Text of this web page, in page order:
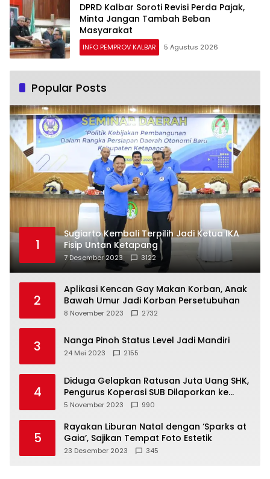
DPRD Kalbar Soroti Revisi Perda Pajak,
Minta Jangan Tambah Beban
Masyarakat
INFO PEMPROV KALBAR 5 Agustus 2026
Popular Posts
1
Sugiarto Kembali Terpilih Jadi Ketua IKA
Fisip Untan Ketapang
7 Desember 2023 3122
2
Aplikasi Kencan Gay Makan Korban, Anak
Bawah Umur Jadi Korban Persetubuhan
8 November 2023 2732
3 Nanga Pinoh Status Level Jadi Mandiri
24 Mei 2023 2155
4
Diduga Gelapkan Ratusan Juta Uang SHK,
Pengurus Koperasi SUB Dilaporkan ke
Polisi
5 November 2023 990
5
Rayakan Liburan Natal dengan ‘Sparks at
Gaia’, Sajikan Tempat Foto Estetik
23 Desember 2023 345